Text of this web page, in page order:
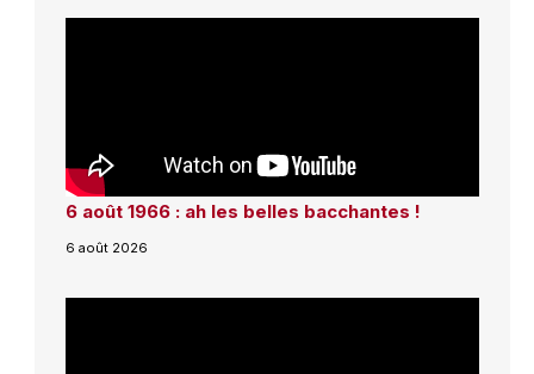
6 août 1966 : ah les belles bacchantes !
6 août 2026